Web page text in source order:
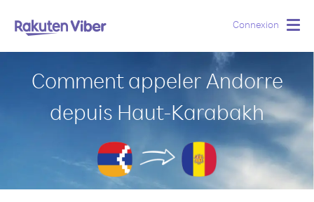
Connexion
Comment appeler Andorre
depuis Haut-Karabakh